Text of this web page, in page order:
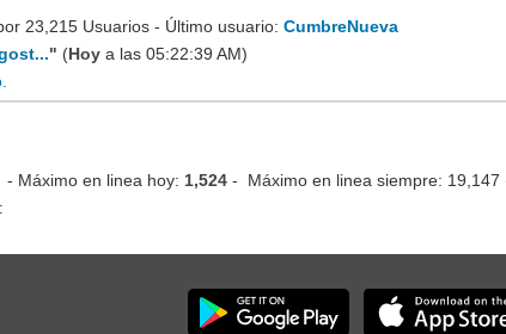
23,215 Usuarios - Último usuario:CumbreNueva
" (Hoy a las 05:22:39 AM)
Máximo en linea hoy: 1,524 - Máximo en linea siempre: 19,147